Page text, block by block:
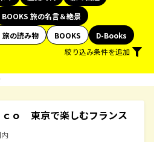
BOOKS 旅の名言＆絶景
旅の読み物 BOOKS
D-Books
絞り込み条件を追加
ｃｏ 東京で楽しむフランス